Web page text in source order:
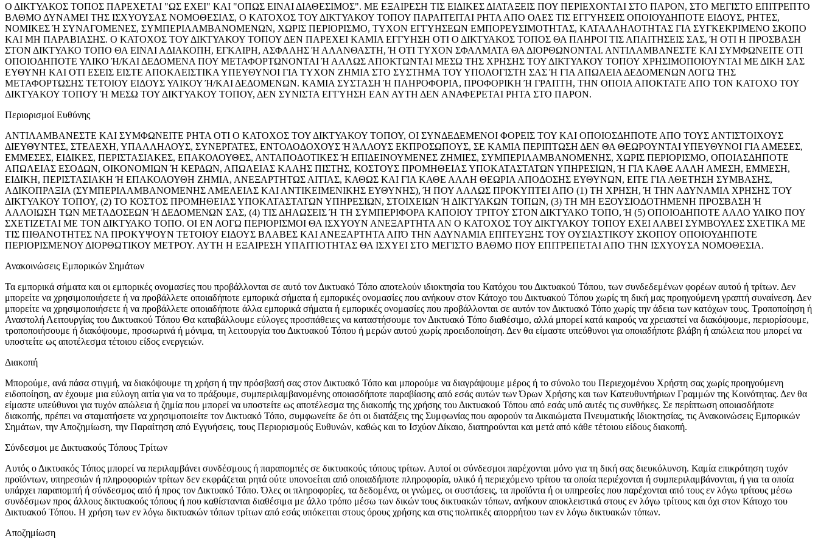
Ο ΔΙΚΤΥΑΚΟΣ ΤΟΠΟΣ ΠΑΡΕΧΕΤΑΙ "ΩΣ ΕΧΕΙ" ΚΑΙ "ΟΠΩΣ ΕΙΝΑΙ ΔΙΑΘΕΣΙΜΟΣ". ΜΕ ΕΞΑΙΡΕΣΗ ΤΙΣ ΕΙΔΙΚΕΣ ΔΙΑΤΑΞΕΙΣ ΠΟΥ ΠΕΡΙΕΧΟΝΤΑΙ ΣΤΟ ΠΑΡΟΝ, ΣΤΟ ΜΕΓΙΣΤΟ ΕΠΙΤΡΕΠΤΟ
ΒΑΘΜΟ ΔΥΝΑΜΕΙ ΤΗΣ ΙΣΧΥΟΥΣΑΣ ΝΟΜΟΘΕΣΙΑΣ, Ο ΚΑΤΟΧΟΣ ΤΟΥ ΔΙΚΤΥΑΚΟΥ ΤΟΠΟΥ ΠΑΡΑΙΤΕΙΤΑΙ ΡΗΤΑ ΑΠΟ ΟΛΕΣ ΤΙΣ ΕΓΓΥΗΣΕΙΣ ΟΠΟΙΟΥΔΗΠΟΤΕ ΕΙΔΟΥΣ, ΡΗΤΕΣ,
ΝΟΜΙΚΕΣ Ή ΣΥΝΑΓΟΜΕΝΕΣ, ΣΥΜΠΕΡΙΛΑΜΒΑΝΟΜΕΝΩΝ, ΧΩΡΙΣ ΠΕΡΙΟΡΙΣΜΟ, ΤΥΧΟΝ ΕΓΓΥΗΣΕΩΝ ΕΜΠΟΡΕΥΣΙΜΟΤΗΤΑΣ, ΚΑΤΑΛΛΗΛΟΤΗΤΑΣ ΓΙΑ ΣΥΓΚΕΚΡΙΜΕΝΟ ΣΚΟΠΟ
ΚΑΙ ΜΗ ΠΑΡΑΒΙΑΣΗΣ. Ο ΚΑΤΟΧΟΣ ΤΟΥ ΔΙΚΤΥΑΚΟΥ ΤΟΠΟΥ ΔΕΝ ΠΑΡΕΧΕΙ ΚΑΜΙΑ ΕΓΓΥΗΣΗ ΟΤΙ Ο ΔΙΚΤΥΑΚΟΣ ΤΟΠΟΣ ΘΑ ΠΛΗΡΟΙ ΤΙΣ ΑΠΑΙΤΗΣΕΙΣ ΣΑΣ, Ή ΟΤΙ Η ΠΡΟΣΒΑΣΗ
ΣΤΟΝ ΔΙΚΤΥΑΚΟ ΤΟΠΟ ΘΑ ΕΙΝΑΙ ΑΔΙΑΚΟΠΗ, ΕΓΚΑΙΡΗ, ΑΣΦΑΛΗΣ Ή ΑΛΑΝΘΑΣΤΗ, Ή ΟΤΙ ΤΥΧΟΝ ΣΦΑΛΜΑΤΑ ΘΑ ΔΙΟΡΘΩΝΟΝΤΑΙ. ΑΝΤΙΛΑΜΒΑΝΕΣΤΕ ΚΑΙ ΣΥΜΦΩΝΕΙΤΕ ΟΤΙ
ΟΠΟΙΟΔΗΠΟΤΕ ΥΛΙΚΟ Ή/ΚΑΙ ΔΕΔΟΜΕΝΑ ΠΟΥ ΜΕΤΑΦΟΡΤΩΝΟΝΤΑΙ Ή ΑΛΛΩΣ ΑΠΟΚΤΩΝΤΑΙ ΜΕΣΩ ΤΗΣ ΧΡΗΣΗΣ ΤΟΥ ΔΙΚΤΥΑΚΟΥ ΤΟΠΟΥ ΧΡΗΣΙΜΟΠΟΙΟΥΝΤΑΙ ΜΕ ΔΙΚΗ ΣΑΣ
ΕΥΘΥΝΗ ΚΑΙ ΟΤΙ ΕΣΕΙΣ ΕΙΣΤΕ ΑΠΟΚΛΕΙΣΤΙΚΑ ΥΠΕΥΘΥΝΟΙ ΓΙΑ ΤΥΧΟΝ ΖΗΜΙΑ ΣΤΟ ΣΥΣΤΗΜΑ ΤΟΥ ΥΠΟΛΟΓΙΣΤΗ ΣΑΣ Ή ΓΙΑ ΑΠΩΛΕΙΑ ΔΕΔΟΜΕΝΩΝ ΛΟΓΩ ΤΗΣ
ΜΕΤΑΦΟΡΤΩΣΗΣ ΤΕΤΟΙΟΥ ΕΙΔΟΥΣ ΥΛΙΚΟΥ Ή/ΚΑΙ ΔΕΔΟΜΕΝΩΝ. ΚΑΜΙΑ ΣΥΣΤΑΣΗ Ή ΠΛΗΡΟΦΟΡΙΑ, ΠΡΟΦΟΡΙΚΗ Ή ΓΡΑΠΤΗ, ΤΗΝ ΟΠΟΙΑ ΑΠΟΚΤΑΤΕ ΑΠΟ ΤΟΝ ΚΑΤΟΧΟ ΤΟΥ
ΔΙΚΤΥΑΚΟΥ ΤΟΠΟΎ Ή ΜΕΣΩ ΤΟΥ ΔΙΚΤΥΑΚΟΥ ΤΟΠΟΥ, ΔΕΝ ΣΥΝΙΣΤΑ ΕΓΓΥΗΣΗ ΕΑΝ ΑΥΤΗ ΔΕΝ ΑΝΑΦΕΡΕΤΑΙ ΡΗΤΑ ΣΤΟ ΠΑΡΟΝ.
Περιορισμοί Ευθύνης
ΑΝΤΙΛΑΜΒΑΝΕΣΤΕ ΚΑΙ ΣΥΜΦΩΝΕΙΤΕ ΡΗΤΑ ΟΤΙ Ο ΚΑΤΟΧΟΣ ΤΟΥ ΔΙΚΤΥΑΚΟΥ ΤΟΠΟΥ, ΟΙ ΣΥΝΔΕΔΕΜΕΝΟΙ ΦΟΡΕΙΣ ΤΟΥ ΚΑΙ ΟΠΟΙΟΣΔΗΠΟΤΕ ΑΠΟ ΤΟΥΣ ΑΝΤΙΣΤΟΙΧΟΥΣ
ΔΙΕΥΘΥΝΤΕΣ, ΣΤΕΛΕΧΗ, ΥΠΑΛΛΗΛΟΥΣ, ΣΥΝΕΡΓΑΤΕΣ, ΕΝΤΟΛΟΔΟΧΟΥΣ Ή ΆΛΛΟΥΣ ΕΚΠΡΟΣΩΠΟΥΣ, ΣΕ ΚΑΜΙΑ ΠΕΡΙΠΤΩΣΗ ΔΕΝ ΘΑ ΘΕΩΡΟΥΝΤΑΙ ΥΠΕΥΘΥΝΟΙ ΓΙΑ ΑΜΕΣΕΣ,
ΕΜΜΕΣΕΣ, ΕΙΔΙΚΕΣ, ΠΕΡΙΣΤΑΣΙΑΚΕΣ, ΕΠΑΚΟΛΟΥΘΕΣ, ΑΝΤΑΠΟΔΟΤΙΚΕΣ Ή ΕΠΙΔΕΙΝΟΥΜΕΝΕΣ ΖΗΜΙΕΣ, ΣΥΜΠΕΡΙΛΑΜΒΑΝΟΜΕΝΗΣ, ΧΩΡΙΣ ΠΕΡΙΟΡΙΣΜΟ, ΟΠΟΙΑΣΔΗΠΟΤΕ
ΑΠΩΛΕΙΑΣ ΕΣΟΔΩΝ, ΟΙΚΟΝΟΜΙΩΝ Ή ΚΕΡΔΩΝ, ΑΠΩΛΕΙΑΣ ΚΑΛΗΣ ΠΙΣΤΗΣ, ΚΟΣΤΟΥΣ ΠΡΟΜΗΘΕΙΑΣ ΥΠΟΚΑΤΑΣΤΑΤΩΝ ΥΠΗΡΕΣΙΩΝ, Ή ΓΙΑ ΚΑΘΕ ΑΛΛΗ ΑΜΕΣΗ, ΕΜΜΕΣΗ,
ΕΙΔΙΚΗ, ΠΕΡΙΣΤΑΣΙΑΚΗ Ή ΕΠΑΚΟΛΟΥΘΗ ΖΗΜΙΑ, ΑΝΕΞΑΡΤΗΤΩΣ ΑΙΤΙΑΣ, ΚΑΘΩΣ ΚΑΙ ΓΙΑ ΚΑΘΕ ΑΛΛΗ ΘΕΩΡΙΑ ΑΠΟΔΟΣΗΣ ΕΥΘΥΝΩΝ, ΕΙΤΕ ΓΙΑ ΑΘΕΤΗΣΗ ΣΥΜΒΑΣΗΣ,
ΑΔΙΚΟΠΡΑΞΙΑ (ΣΥΜΠΕΡΙΛΑΜΒΑΝΟΜΕΝΗΣ ΑΜΕΛΕΙΑΣ ΚΑΙ ΑΝΤΙΚΕΙΜΕΝΙΚΗΣ ΕΥΘΥΝΗΣ), Ή ΠΟΥ ΑΛΛΩΣ ΠΡΟΚΥΠΤΕΙ ΑΠΟ (1) ΤΗ ΧΡΗΣΗ, Ή ΤΗΝ ΑΔΥΝΑΜΙΑ ΧΡΗΣΗΣ ΤΟΥ
ΔΙΚΤΥΑΚΟΥ ΤΟΠΟΥ, (2) ΤΟ ΚΟΣΤΟΣ ΠΡΟΜΗΘΕΙΑΣ ΥΠΟΚΑΤΑΣΤΑΤΩΝ ΥΠΗΡΕΣΙΩΝ, ΣΤΟΙΧΕΙΩΝ Ή ΔΙΚΤΥΑΚΩΝ ΤΟΠΩΝ, (3) ΤΗ ΜΗ ΕΞΟΥΣΙΟΔΟΤΗΜΕΝΗ ΠΡΟΣΒΑΣΗ Ή
ΑΛΛΟΙΩΣΗ ΤΩΝ ΜΕΤΑΔΟΣΕΩΝ Ή ΔΕΔΟΜΕΝΩΝ ΣΑΣ, (4) ΤΙΣ ΔΗΛΩΣΕΙΣ Ή ΤΗ ΣΥΜΠΕΡΙΦΟΡΑ ΚΑΠΟΙΟΥ ΤΡΙΤΟΥ ΣΤΟΝ ΔΙΚΤΥΑΚΟ ΤΟΠΟ, Ή (5) ΟΠΟΙΟΔΗΠΟΤΕ ΑΛΛΟ ΥΛΙΚΟ ΠΟΥ
ΣΧΕΤΙΖΕΤΑΙ ΜΕ ΤΟΝ ΔΙΚΤΥΑΚΟ ΤΟΠΟ. ΟΙ ΕΝ ΛΟΓΩ ΠΕΡΙΟΡΙΣΜΟΙ ΘΑ ΙΣΧΥΟΥΝ ΑΝΕΞΑΡΤΗΤΑ ΑΝ Ο ΚΑΤΟΧΟΣ ΤΟΥ ΔΙΚΤΥΑΚΟΥ ΤΟΠΟΥ ΕΧΕΙ ΛΑΒΕΙ ΣΥΜΒΟΥΛΕΣ ΣΧΕΤΙΚΑ ΜΕ
ΤΙΣ ΠΙΘΑΝΟΤΗΤΕΣ ΝΑ ΠΡΟΚΥΨΟΥΝ ΤΕΤΟΙΟΥ ΕΙΔΟΥΣ ΒΛΑΒΕΣ ΚΑΙ ΑΝΕΞΑΡΤΗΤΑ ΑΠΌ ΤΗΝ ΑΔΥΝΑΜΙΑ ΕΠΙΤΕΥΞΗΣ ΤΟΥ ΟΥΣΙΑΣΤΙΚΟΎ ΣΚΟΠΟΥ ΟΠΟΙΟΥΔΗΠΟΤΕ
ΠΕΡΙΟΡΙΣΜΕΝΟΥ ΔΙΟΡΘΩΤΙΚΟΥ ΜΕΤΡΟΥ. ΑΥΤΗ Η ΕΞΑΙΡΕΣΗ ΥΠΑΙΤΙΟΤΗΤΑΣ ΘΑ ΙΣΧΥΕΙ ΣΤΟ ΜΕΓΙΣΤΟ ΒΑΘΜΟ ΠΟΥ ΕΠΙΤΡΕΠΕΤΑΙ ΑΠΟ ΤΗΝ ΙΣΧΥΟΥΣΑ ΝΟΜΟΘΕΣΙΑ.
Ανακοινώσεις Εμπορικών Σημάτων
Τα εμπορικά σήματα και οι εμπορικές ονομασίες που προβάλλονται σε αυτό τον Δικτυακό Τόπο αποτελούν ιδιοκτησία του Κατόχου του Δικτυακού Τόπου, των συνδεδεμένων φορέων αυτού ή τρίτων. Δεν
μπορείτε να χρησιμοποιήσετε ή να προβάλλετε οποιαδήποτε εμπορικά σήματα ή εμπορικές ονομασίες που ανήκουν στον Κάτοχο του Δικτυακού Τόπου χωρίς τη δική μας προηγούμενη γραπτή συναίνεση. Δεν
μπορείτε να χρησιμοποιήσετε ή να προβάλλετε οποιαδήποτε άλλα εμπορικά σήματα ή εμπορικές ονομασίες που προβάλλονται σε αυτόν τον Δικτυακό Τόπο χωρίς την άδεια των κατόχων τους. Τροποποίηση ή
Αναστολή Λειτουργίας του Δικτυακού Τόπου Θα καταβάλλουμε εύλογες προσπάθειες να καταστήσουμε τον Δικτυακό Τόπο διαθέσιμο, αλλά μπορεί κατά καιρούς να χρειαστεί να διακόψουμε, περιορίσουμε,
τροποποιήσουμε ή διακόψουμε, προσωρινά ή μόνιμα, τη λειτουργία του Δικτυακού Τόπου ή μερών αυτού χωρίς προειδοποίηση. Δεν θα είμαστε υπεύθυνοι για οποιαδήποτε βλάβη ή απώλεια που μπορεί να
υποστείτε ως αποτέλεσμα τέτοιου είδος ενεργειών.
Διακοπή
Μπορούμε, ανά πάσα στιγμή, να διακόψουμε τη χρήση ή την πρόσβασή σας στον Δικτυακό Τόπο και μπορούμε να διαγράψουμε μέρος ή το σύνολο του Περιεχομένου Χρήστη σας χωρίς προηγούμενη
ειδοποίηση, αν έχουμε μια εύλογη αιτία για να το πράξουμε, συμπεριλαμβανομένης οποιασδήποτε παραβίασης από εσάς αυτών των Όρων Χρήσης και των Κατευθυντήριων Γραμμών της Κοινότητας. Δεν θα
είμαστε υπεύθυνοι για τυχόν απώλεια ή ζημία που μπορεί να υποστείτε ως αποτέλεσμα της διακοπής της χρήσης του Δικτυακού Τόπου από εσάς υπό αυτές τις συνθήκες. Σε περίπτωση οποιασδήποτε
διακοπής, πρέπει να σταματήσετε να χρησιμοποιείτε τον Δικτυακό Τόπο, συμφωνείτε δε ότι οι διατάξεις της Συμφωνίας που αφορούν τα Δικαιώματα Πνευματικής Ιδιοκτησίας, τις Ανακοινώσεις Εμπορικών
Σημάτων, την Αποζημίωση, την Παραίτηση από Εγγυήσεις, τους Περιορισμούς Ευθυνών, καθώς και το Ισχύον Δίκαιο, διατηρούνται και μετά από κάθε τέτοιου είδους διακοπή.
Σύνδεσμοι με Δικτυακούς Τόπους Τρίτων
Αυτός ο Δικτυακός Τόπος μπορεί να περιλαμβάνει συνδέσμους ή παραπομπές σε δικτυακούς τόπους τρίτων. Αυτοί οι σύνδεσμοι παρέχονται μόνο για τη δική σας διευκόλυνση. Καμία επικρότηση τυχόν
προϊόντων, υπηρεσιών ή πληροφοριών τρίτων δεν εκφράζεται ρητά ούτε υπονοείται από οποιαδήποτε πληροφορία, υλικό ή περιεχόμενο τρίτου τα οποία περιέχονται ή συμπεριλαμβάνονται, ή για τα οποία
υπάρχει παραπομπή ή σύνδεσμος από ή προς τον Δικτυακό Τόπο. Όλες οι πληροφορίες, τα δεδομένα, οι γνώμες, οι συστάσεις, τα προϊόντα ή οι υπηρεσίες που παρέχονται από τους εν λόγω τρίτους μέσω
συνδέσμων προς άλλους δικτυακούς τόπους ή που καθίστανται διαθέσιμα με άλλο τρόπο μέσω των δικών τους δικτυακών τόπων, ανήκουν αποκλειστικά στους εν λόγω τρίτους και όχι στον Κάτοχο του
Δικτυακού Τόπου. Η χρήση των εν λόγω δικτυακών τόπων τρίτων από εσάς υπόκειται στους όρους χρήσης και στις πολιτικές απορρήτου των εν λόγω δικτυακών τόπων.
Αποζημίωση